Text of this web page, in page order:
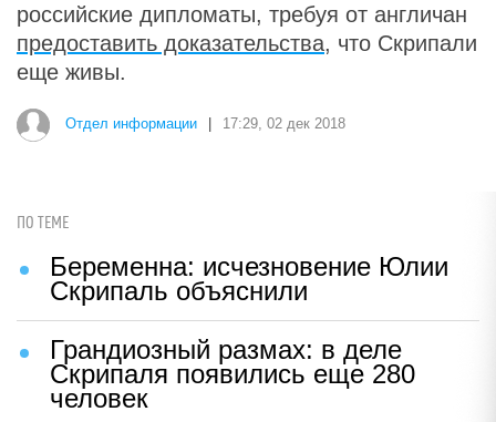
российские дипломаты, требуя от англичан
предоставить доказательства, что Скрипали
еще живы.
Отдел информации 17:29, 02 дек 2018
ПО ТЕМЕ
Беременна: исчезновение Юлии
Скрипаль объяснили
Грандиозный размах: в деле
Скрипаля появились еще 280
человек